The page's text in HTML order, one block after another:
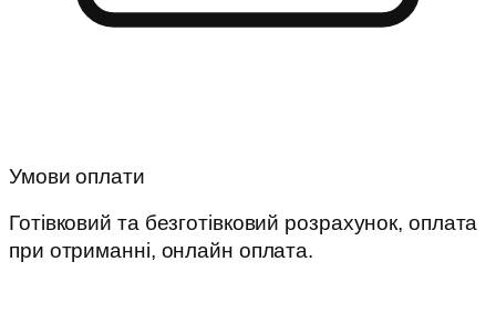
Умови оплати
Готівковий та безготівковий розрахунок, оплата
при отриманні, онлайн оплата.